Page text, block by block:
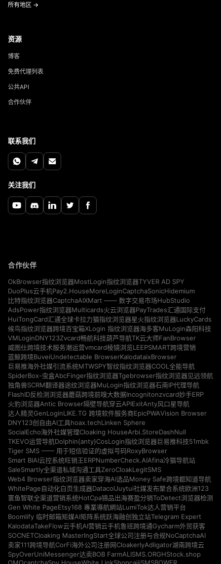
所有地区 →
资源
博客
免费代理列表
公共API
合作伙伴
联系我们
关注我们
合作伙伴
OkBrowser指纹浏览器MostLogin指纹浏览器TYVER AD SPY
DuoPlus云手机Pay2.HouseMoreLoginCaptchaSonicHidemium
比特指纹浏览器CaptchaAIXMart —— 数字交易市场HubStudio
AdsPower指纹浏览器Multicards火云浏览器PayTrades汇通国际支付
HuiTongCard汇通全球卡拉力猫指纹浏览器星火指纹浏览器LuckyCards
候鸟指纹浏览器跨境百宝箱XLogin 指纹浏览器海多客MuLogin森阳科技
VMLoginDNY123Zvcard畅航科技葫芦导航TK云大师FanBrowser
威图仕跨境技术服务潮运营vmcard棱镜浏览LEEPSMART跨境营销
蓝鲸跨境BuveiUndetectable BrowserKalodataixBrowser
巨易推海外社媒引流系统MTWSPY智纹指纹浏览器COOL全能导航
SpiderBox-虫盒AbcFinger指纹浏览器Tgebrowser指纹浏览器见远领航
独角兽SCRM翻译器途纹浏览器MuLogin指纹浏览器石南IP代理导航
FlashID反检测浏览器蘑菇跨境前嗅大数据Incognitonzvcard妙手ERP
火豹浏览器Antic Browser隔壁导航穿云APIExitAnty风口星导航
达人精灵GenLoginLIKE.TG 跨境软件服务商EpicPWAVision Browser
DNY123创自由AI工具hoax.techLinken Sphere
SocialEcho海外社媒管理Cloaking HouseArbi.StoreDashNull
TKEVO运营导航Dolphin{anty}CosLogin指纹浏览器巨易推科技51mbk
Tiger SMS —— 用于短信验证的虚拟号码RoxyBrowser
Smart BIAI云控系统旺销王ERPNumberCheck.AIAfina冷猫导航站
SaleSmartly全渠道私域沟通工具ZeroCloakLegitSMS
Web4 Browser指纹浏览器卖家穿海AI选品Money Safe跨境都知道导航
WhitePage自动化白页生成器DatacolJuytui社媒发布聚合系统欧洲123
寰鱼智联全渠道营销系统HotCpa锦品出海赛盈分销ToDetect浏览器检测
Gen White PageEtsy168 專業導航網站LumiTok达人营销平台
Boomlify 临时邮箱矩媒AI矩阵系统跃海融创独立站Telegram Expert
KalodataTakeFlow云手机AI营销云手机鲁班跨境通Gycharm外贸获客
SOCNETCloaking MasterIngStart全球公司注册与合规NoCaptchaAI
卖家111跨境导航CorFi海外公司注册网CloakerlyAdligator湖南跨境云
SpyOverUniMessenger达卖BOB FarmALISMS.ORGHStock.shop